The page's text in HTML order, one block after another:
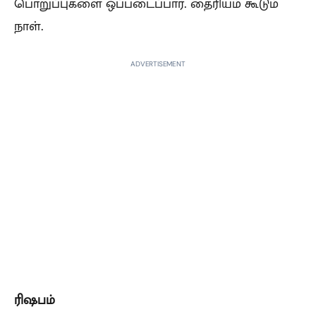
பொறுப்புகளை ஒப்படைப்பார். தைரியம் கூடும்
நாள்.
ADVERTISEMENT
ரிஷபம்